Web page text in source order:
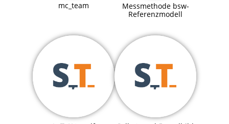
mc_team
Messmethode bsw-
Referenzmodell